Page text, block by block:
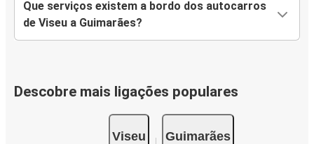
Que serviços existem a bordo dos autocarros
de Viseu a Guimarães?
Descobre mais ligações populares
Viseu Guimarães